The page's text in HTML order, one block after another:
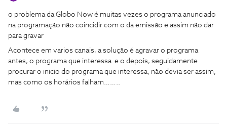
o problema da Globo Now é muitas vezes o programa anunciado
na programação não coincidir com o da emissão e assim não dar
para gravar
Acontece em varios canais, a solução é agravar o programa
antes, o programa que interessa e o depois, seguidamente
procurar o inicio do programa que interessa, não devia ser assim,
mas como os horários falham……..